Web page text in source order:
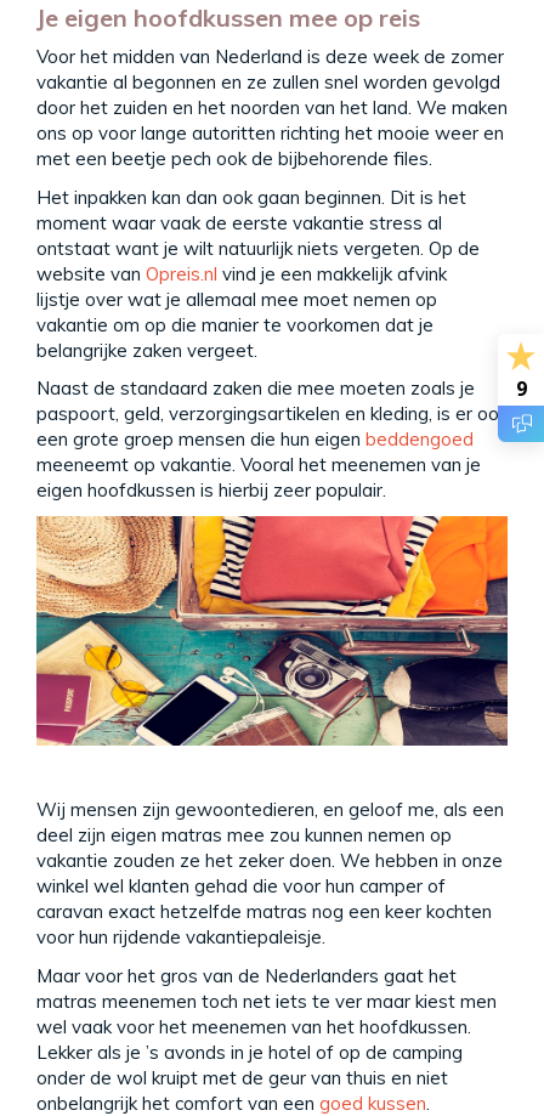
Je eigen hoofdkussen mee op reis
Voor het midden van Nederland is deze week de zomer
vakantie al begonnen en ze zullen snel worden gevolgd
door het zuiden en het noorden van het land. We maken
ons op voor lange autoritten richting het mooie weer en
met een beetje pech ook de bijbehorende files.
Het inpakken kan dan ook gaan beginnen. Dit is het
moment waar vaak de eerste vakantie stress al
ontstaat want je wilt natuurlijk niets vergeten. Op de
website van Opreis.nl vind je een makkelijk afvink
lijstje over wat je allemaal mee moet nemen op
vakantie om op die manier te voorkomen dat je
belangrijke zaken vergeet.
Naast de standaard zaken die mee moeten zoals je
paspoort, geld, verzorgingsartikelen en kleding, is er ook
een grote groep mensen die hun eigen beddengoed
meeneemt op vakantie. Vooral het meenemen van je
eigen hoofdkussen is hierbij zeer populair.
Wij mensen zijn gewoontedieren, en geloof me, als een
deel zijn eigen matras mee zou kunnen nemen op
vakantie zouden ze het zeker doen. We hebben in onze
winkel wel klanten gehad die voor hun camper of
caravan exact hetzelfde matras nog een keer kochten
voor hun rijdende vakantiepaleisje.
Maar voor het gros van de Nederlanders gaat het
matras meenemen toch net iets te ver maar kiest men
wel vaak voor het meenemen van het hoofdkussen.
Lekker als je ’s avonds in je hotel of op de camping
onder de wol kruipt met de geur van thuis en niet
onbelangrijk het comfort van een goed kussen.
9